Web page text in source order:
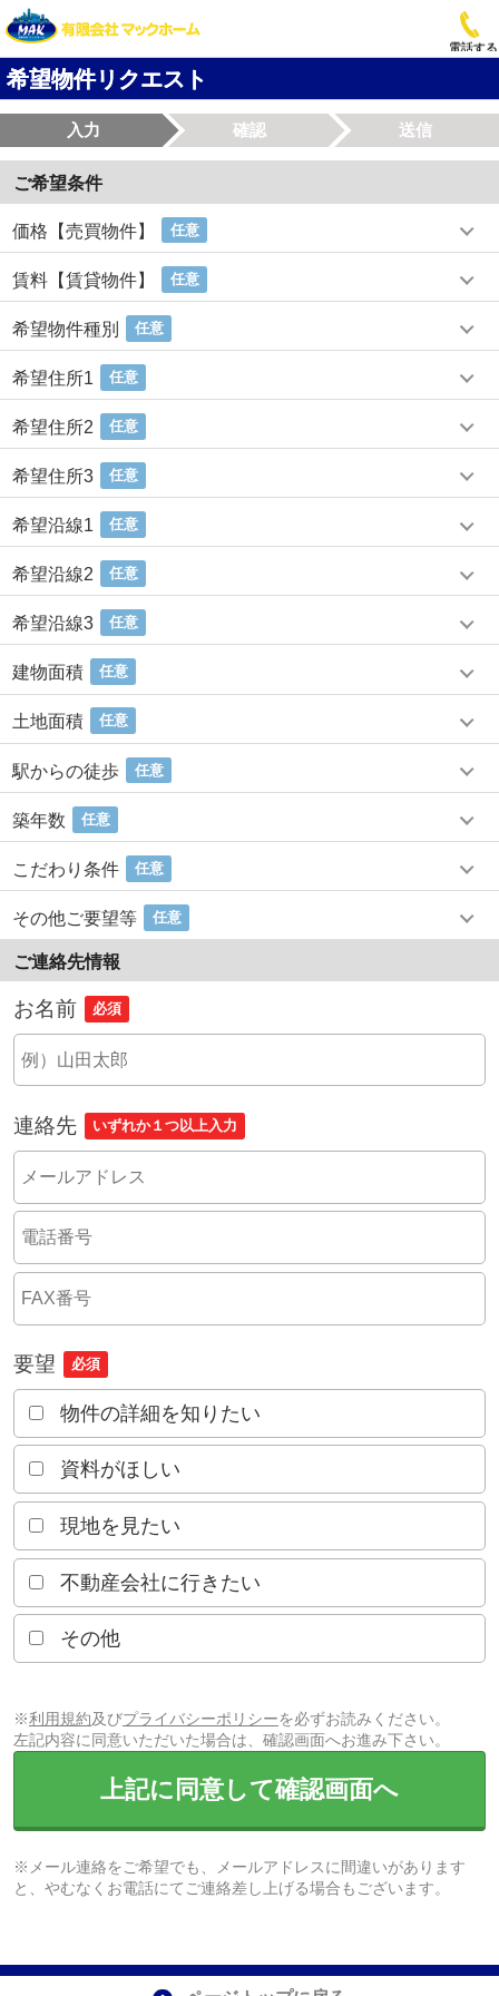
電話する
希望物件リクエスト
入力 確認 送信
ご希望条件
価格【売買物件】 任意
賃料【賃貸物件】 任意
希望物件種別 任意
希望住所1 任意
希望住所2 任意
希望住所3 任意
希望沿線1 任意
希望沿線2 任意
希望沿線3 任意
建物面積 任意
土地面積 任意
駅からの徒歩 任意
築年数 任意
こだわり条件 任意
その他ご要望等 任意
ご連絡先情報
お名前 必須
連絡先 いずれか１つ以上入力
要望 必須
物件の詳細を知りたい
資料がほしい
現地を見たい
不動産会社に行きたい
その他
※利用規約及びプライバシーポリシーを必ずお読みください。
左記内容に同意いただいた場合は、確認画面へお進み下さい。
上記に同意して確認画面へ
※メール連絡をご希望でも、メールアドレスに間違いがあります
と、やむなくお電話にてご連絡差し上げる場合もございます。